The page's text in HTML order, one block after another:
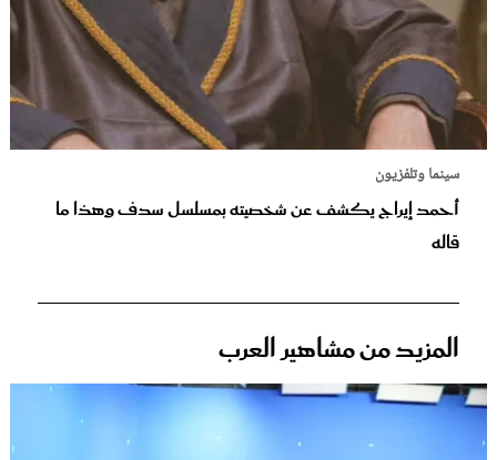
سينما وتلفزيون
أحمد إيراج يكشف عن شخصيته بمسلسل سدف وهذا ما
قاله
المزيد من مشاهير العرب